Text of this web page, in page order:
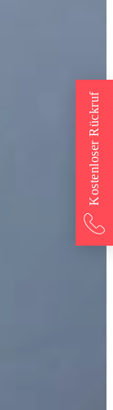
Kostenloser Rückruf